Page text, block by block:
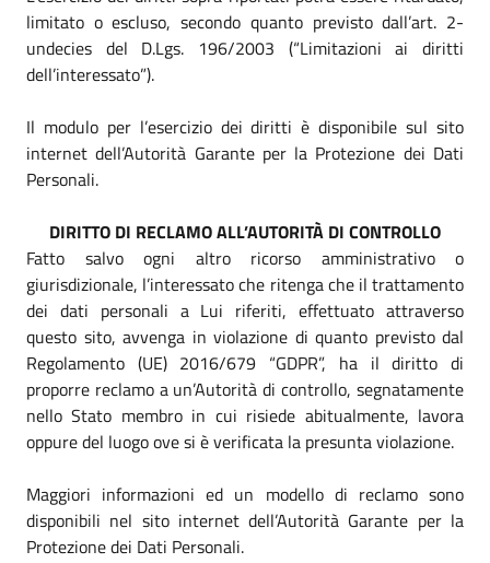
limitato o escluso, secondo quanto previsto dall’art. 2-
undecies del D.Lgs. 196/2003 (“Limitazioni ai diritti
dell’interessato”).
Il modulo per l’esercizio dei diritti è disponibile sul sito
internet dell’Autorità Garante per la Protezione dei Dati
Personali.
DIRITTO DI RECLAMO ALL’AUTORITÀ DI CONTROLLO
Fatto salvo ogni altro ricorso amministrativo o
giurisdizionale, l’interessato che ritenga che il trattamento
dei dati personali a Lui riferiti, effettuato attraverso
questo sito, avvenga in violazione di quanto previsto dal
Regolamento (UE) 2016/679 “GDPR”, ha il diritto di
proporre reclamo a un’Autorità di controllo, segnatamente
nello Stato membro in cui risiede abitualmente, lavora
oppure del luogo ove si è verificata la presunta violazione.
Maggiori informazioni ed un modello di reclamo sono
disponibili nel sito internet dell’Autorità Garante per la
Protezione dei Dati Personali.